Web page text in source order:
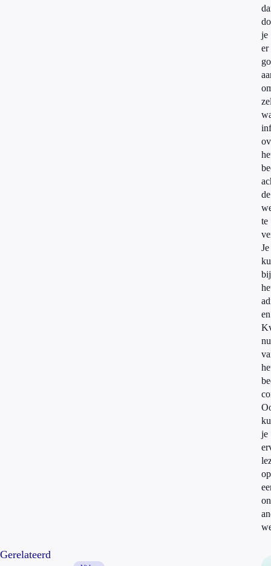
je
er
de
te
Je
en
je
op
Gerelateerd